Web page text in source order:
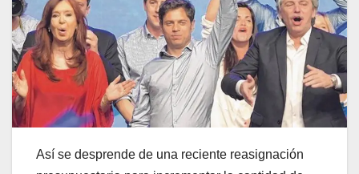
Así se desprende de una reciente reasignación